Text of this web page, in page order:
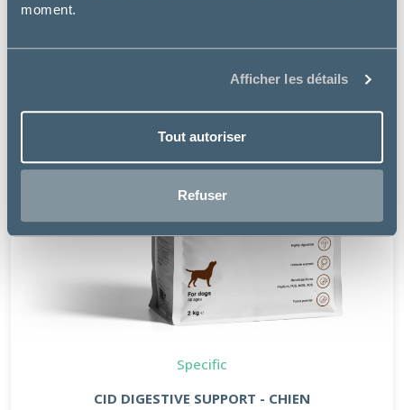
moment.
Afficher les détails
Tout autoriser
Refuser
Specific
CID DIGESTIVE SUPPORT - CHIEN